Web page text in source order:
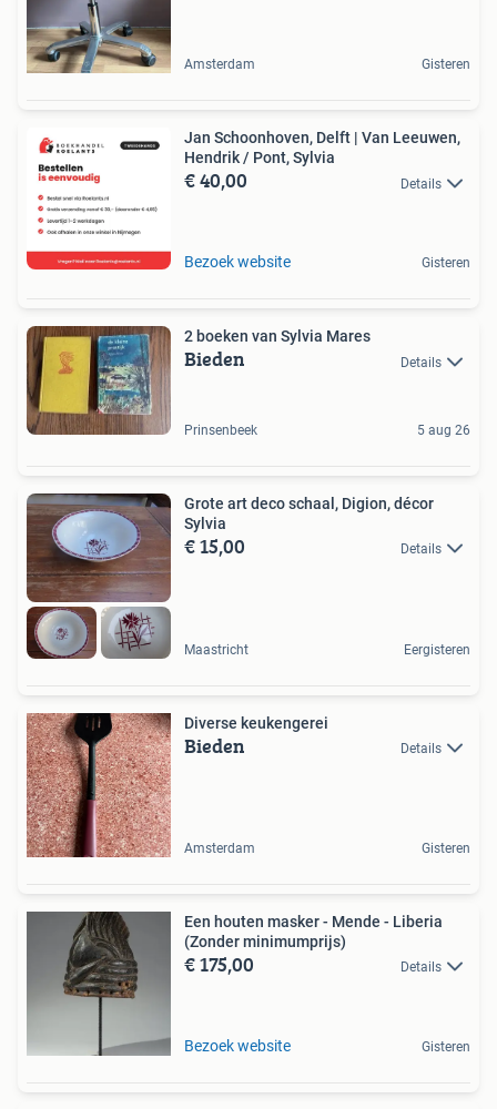
Amsterdam Gisteren
Jan Schoonhoven, Delft | Van Leeuwen,
Hendrik / Pont, Sylvia
€ 40,00 Details
Bezoek website Gisteren
2 boeken van Sylvia Mares
Bieden Details
Prinsenbeek 5 aug 26
Grote art deco schaal, Digion, décor
Sylvia
€ 15,00 Details
Maastricht Eergisteren
Diverse keukengerei
Bieden Details
Amsterdam Gisteren
Een houten masker - Mende - Liberia
(Zonder minimumprijs)
€ 175,00 Details
Bezoek website Gisteren